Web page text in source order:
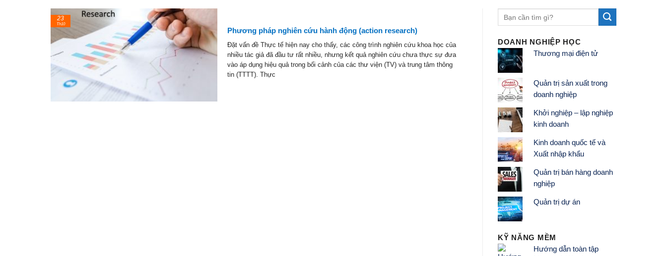
Phương pháp nghiên cứu hành động (action research)
Đặt vấn đề Thực tế hiện nay cho thấy, các công trình nghiên cứu khoa học của
nhiều tác giả đã đầu tư rất nhiều, nhưng kết quả nghiên cứu chưa thực sự đưa
vào áp dụng hiệu quả trong bối cảnh của các thư viện (TV) và trung tâm thông
tin (TTTT). Thực
23
Th10
DOANH NGHIỆP HỌC
Thương mại điện tử
Quản trị sản xuất trong
doanh nghiệp
Khởi nghiệp – lập nghiệp
kinh doanh
Kinh doanh quốc tế và
Xuất nhập khẩu
Quản trị bán hàng doanh
nghiệp
Quản trị dự án
KỸ NĂNG MỀM
Hướng dẫn toàn tập